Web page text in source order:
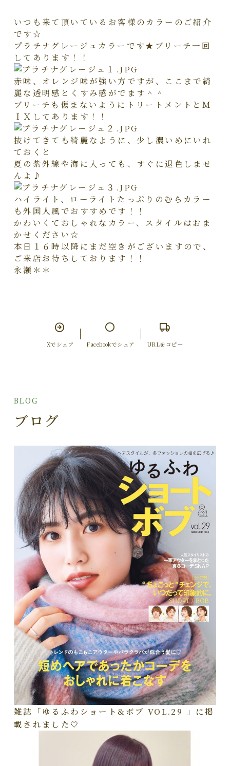
いつも来て頂いているお客様のカラーのご紹介
です☆
プラチナグレージュカラーです★ブリーチ一回
してあります！！
赤味、オレンジ味が強い方ですが、ここまで綺
麗な透明感とくすみ感がでます＾＾
ブリーチも傷まないようにトリートメントとＭ
ＩＸしてあります！！
抜けてきても綺麗なように、少し濃いめにいれ
ておくと
夏の紫外線や海に入っても、すぐに退色しませ
んよ♪
ハイライト、ローライトたっぷりのむらカラー
も外国人風でおすすめです！！
かわいくておしゃれなカラー、スタイルはおま
かせください☆
本日１６時以降にまだ空きがございますので、
ご来店お待ちしております！！
永瀬＊＊
Xでシェア Facebookでシェア URLをコピー
BLOG
ブログ
雑誌「ゆるふわショート&ボブ VOL.29 」に掲
載されました🤍